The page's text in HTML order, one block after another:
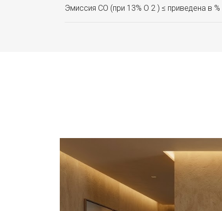
Эмиссия CO (при 13% O 2 ) ≤ приведена в %